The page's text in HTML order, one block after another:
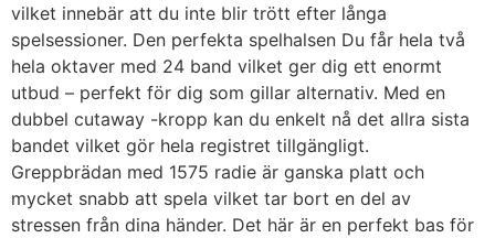
vilket innebär att du inte blir trött efter långa
spelsessioner. Den perfekta spelhalsen Du får hela två
hela oktaver med 24 band vilket ger dig ett enormt
utbud – perfekt för dig som gillar alternativ. Med en
dubbel cutaway -kropp kan du enkelt nå det allra sista
bandet vilket gör hela registret tillgängligt.
Greppbrädan med 1575 radie är ganska platt och
mycket snabb att spela vilket tar bort en del av
stressen från dina händer. Det här är en perfekt bas för